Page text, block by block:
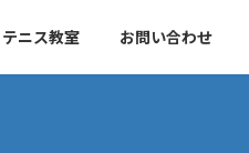
テニス教室 お問い合わせ